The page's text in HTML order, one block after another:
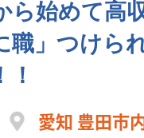
ら始めて
職」つけら
愛知 豊田市